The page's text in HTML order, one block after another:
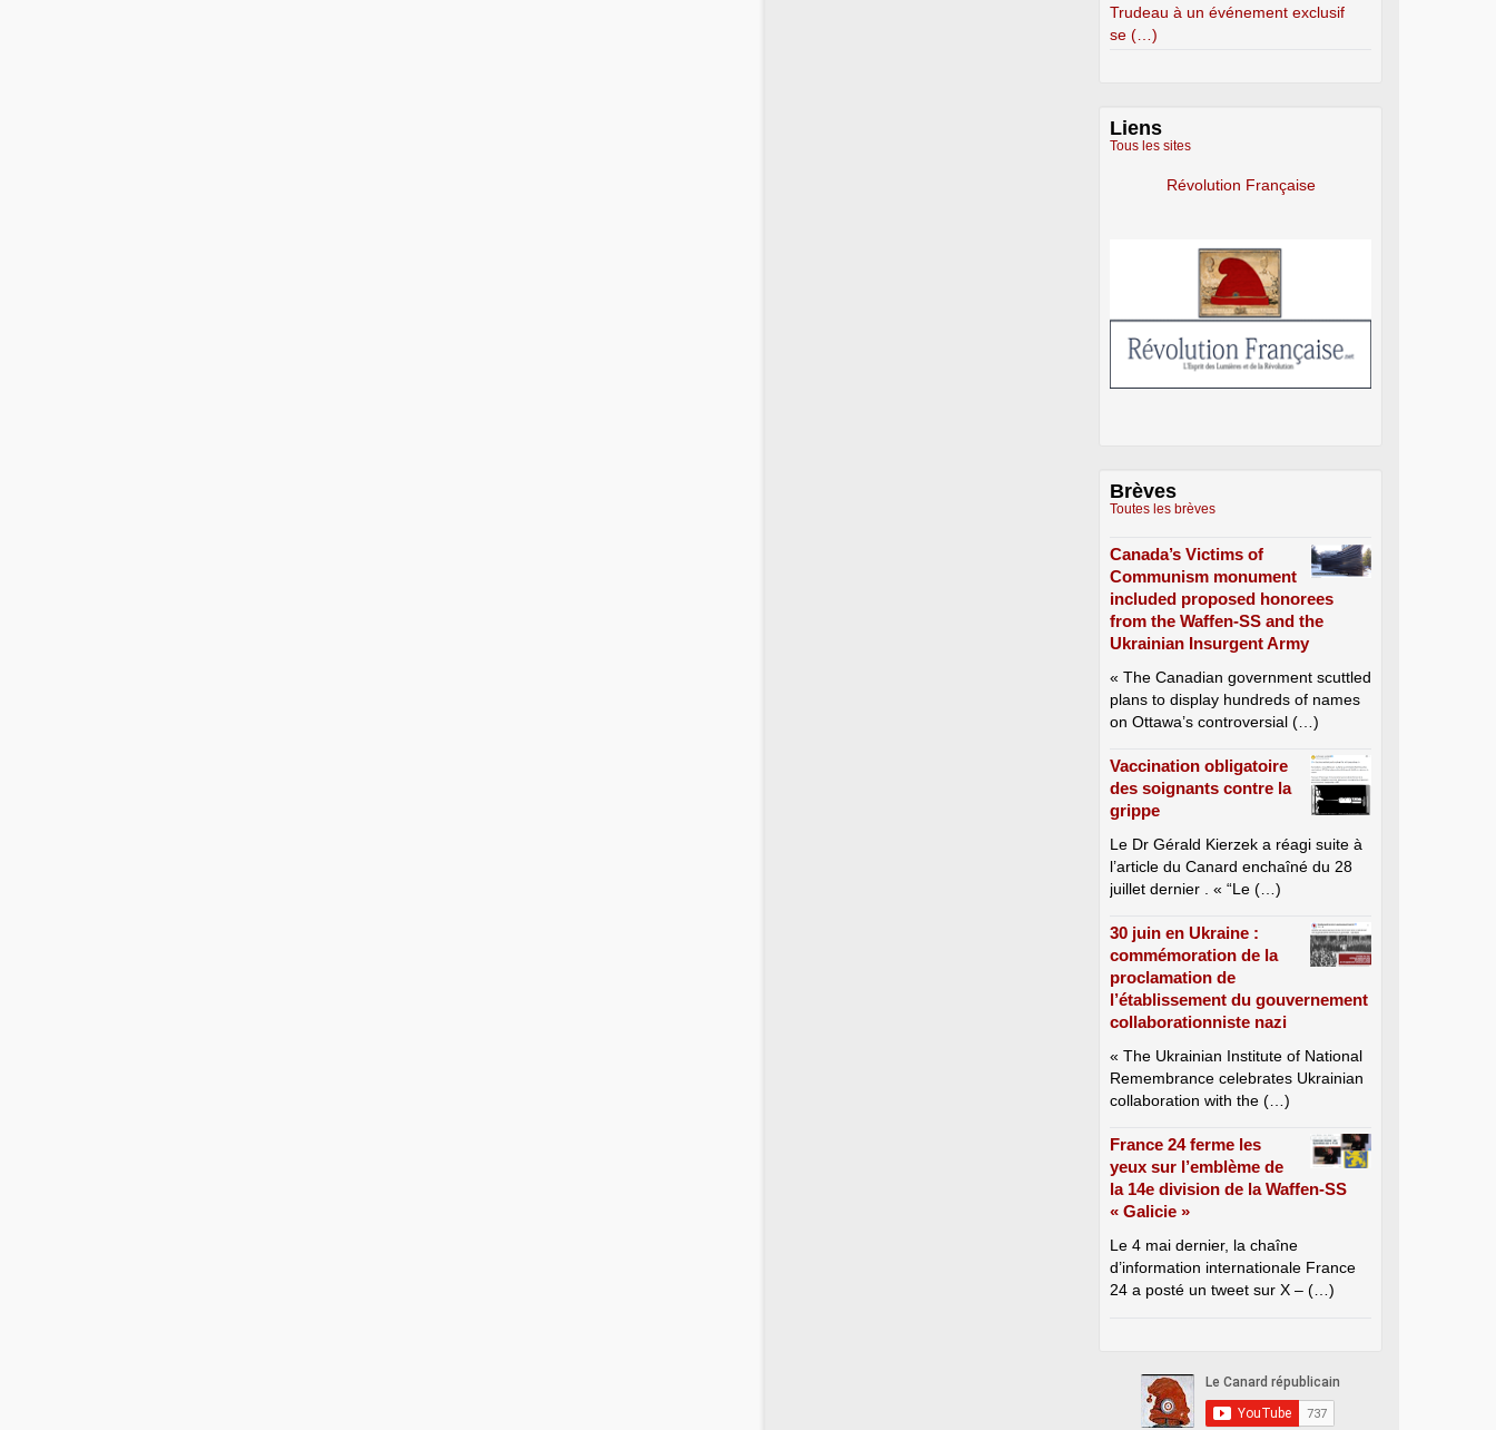
Trudeau à un événement exclusif
se (…)
Liens
Tous les sites
Révolution Française
Brèves
Toutes les brèves
Canada’s Victims of
Communism monument
included proposed honorees
from the Waffen-SS and the
Ukrainian Insurgent Army
« The Canadian government scuttled
plans to display hundreds of names
on Ottawa’s controversial (…)
Vaccination obligatoire
des soignants contre la
grippe
Le Dr Gérald Kierzek a réagi suite à
l’article du Canard enchaîné du 28
juillet dernier . « “Le (…)
30 juin en Ukraine :
commémoration de la
proclamation de
l’établissement du gouvernement
collaborationniste nazi
« The Ukrainian Institute of National
Remembrance celebrates Ukrainian
collaboration with the (…)
France 24 ferme les
yeux sur l’emblème de
la 14e division de la Waffen-SS
« Galicie »
Le 4 mai dernier, la chaîne
d’information internationale France
24 a posté un tweet sur X – (…)